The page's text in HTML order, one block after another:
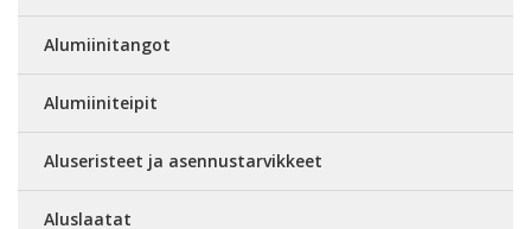
Alumiinitangot
Alumiiniteipit
Aluseristeet ja asennustarvikkeet
Aluslaatat